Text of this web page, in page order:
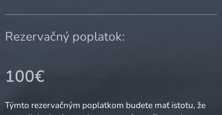
Rezervačný poplatok:
100€
Týmto rezervačným poplatkom budete mať istotu, že